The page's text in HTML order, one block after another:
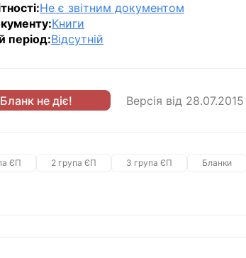
Не є звітним документом
Книги
період:Відсутній
Бланк не діє! Версія від 28.07.2015
ЄП 2 група ЄП 3 група ЄП Бланки